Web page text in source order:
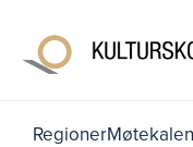
Regioner